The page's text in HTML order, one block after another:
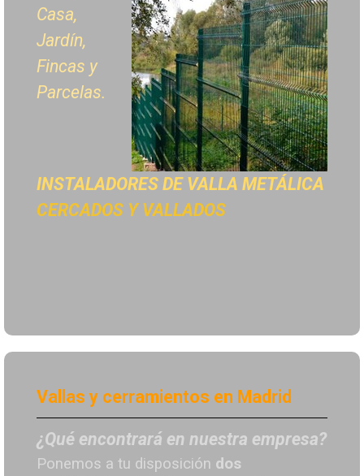
Casa,
Jardín,
Fincas y
Parcelas.
INSTALADORES DE VALLA METÁLICA
CERCADOS Y VALLADOS
Vallas y cerramientos en Madrid
¿Qué encontrará en nuestra empresa?
Ponemos a tu disposición dos